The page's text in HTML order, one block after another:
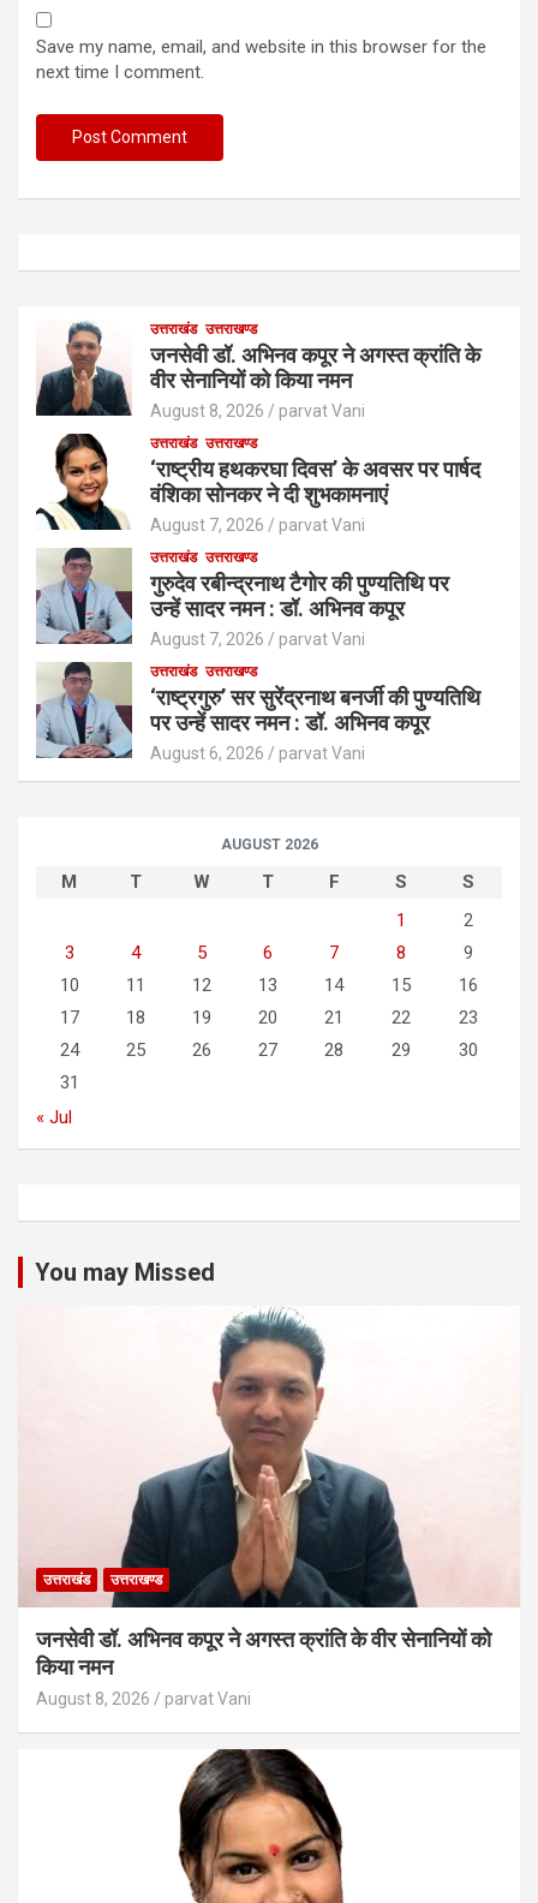
Save my name, email, and website in this browser for the
next time I comment.
उत्तराखंड उत्तराखण्ड
जनसेवी डॉ. अभिनव कपूर ने अगस्त क्रांति के
वीर सेनानियों को किया नमन
August 8, 2026 parvat Vani
उत्तराखंड उत्तराखण्ड
‘राष्ट्रीय हथकरघा दिवस’ के अवसर पर पार्षद
वंशिका सोनकर ने दी शुभकामनाएं
August 7, 2026 parvat Vani
उत्तराखंड उत्तराखण्ड
गुरुदेव रबीन्द्रनाथ टैगोर की पुण्यतिथि पर
उन्हें सादर नमन : डॉ. अभिनव कपूर
August 7, 2026 parvat Vani
उत्तराखंड उत्तराखण्ड
‘राष्ट्रगुरु’ सर सुरेंद्रनाथ बनर्जी की पुण्यतिथि
पर उन्हें सादर नमन : डॉ. अभिनव कपूर
August 6, 2026 parvat Vani
AUGUST 2026
M T W T F S
S
1
2
3
4 5 6 7 8
9
10
11 12 13 14 15
16
17
18 19 20 21 22
23
24
25 26 27 28 29
30
31
« Jul
You may Missed
उत्तराखंड उत्तराखण्ड
जनसेवी डॉ. अभिनव कपूर ने अगस्त क्रांति के वीर सेनानियों को
किया नमन
August 8, 2026 parvat Vani